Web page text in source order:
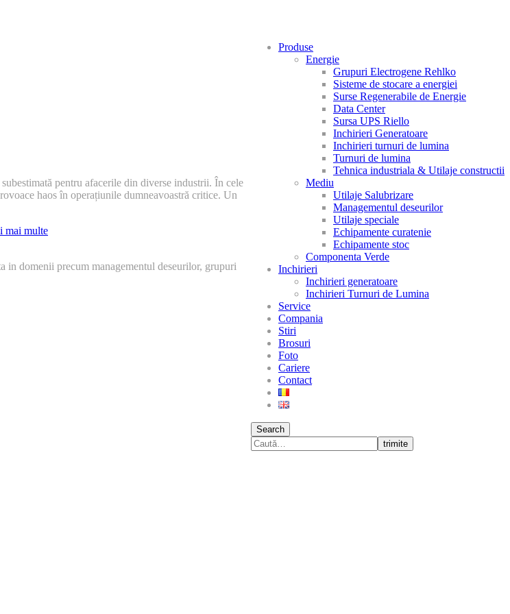
Produse
Energie
Grupuri Electrogene Rehlko
Sisteme de stocare a energiei
Surse Regenerabile de Energie
Data Center
Sursa UPS Riello
Inchirieri Generatoare
Inchirieri turnuri de lumina
Turnuri de lumina
Tehnica industriala & Utilaje constructii
Mediu
Utilaje Salubrizare
Managementul deseurilor
Utilaje speciale
Echipamente curatenie
Echipamente stoc
Componenta Verde
Inchirieri
Inchirieri generatoare
Inchirieri Turnuri de Lumina
Service
Compania
Stiri
Brosuri
Foto
Cariere
Contact
Search
trimite
pentru afacerile din diverse industrii. În cele
haos în operațiunile dumneavoastră critice. Un
mai multe
domenii precum managementul deseurilor, grupuri